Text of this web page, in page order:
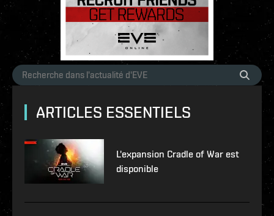
ARTICLES ESSENTIELS
L'expansion Cradle of War est
disponible